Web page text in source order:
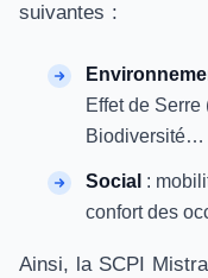
suivantes :
Effet de
Biodiversité…
Social :
confort des
Ainsi, la SCPI